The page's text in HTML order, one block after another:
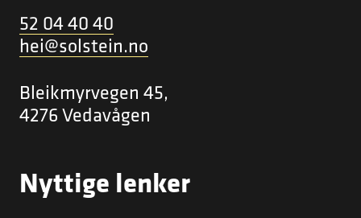
52 04 40 40
hei@solstein.no
Bleikmyrvegen 45,
4276 Vedavågen
Nyttige lenker